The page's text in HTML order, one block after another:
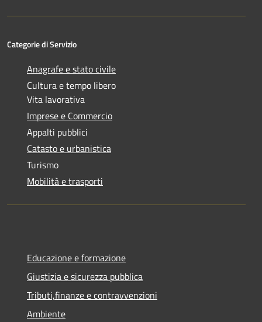
Categorie di Servizio
Anagrafe e stato civile
Cultura e tempo libero
Vita lavorativa
Imprese e Commercio
Appalti pubblici
Catasto e urbanistica
Turismo
Mobilità e trasporti
Educazione e formazione
Giustizia e sicurezza pubblica
Tributi,finanze e contravvenzioni
Ambiente